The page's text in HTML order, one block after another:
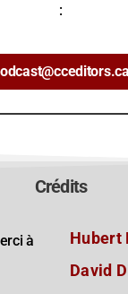
:
Crédits
à
Hubert
David